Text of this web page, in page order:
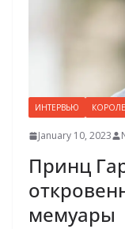
ИНТЕРВЬЮ
January 10, 2023
Принц